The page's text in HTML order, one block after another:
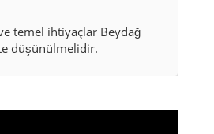
temel ihtiyaçlar Beydağ
düşünülmelidir.